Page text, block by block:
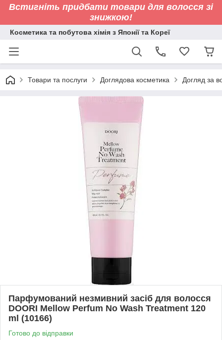
Встигніть придбати товари для волосся зі
знижкою!
Косметика та побутова хімія з Японії та Кореї
Товари та послуги Доглядова косметика Догляд за
Парфумований незмивний засіб для волосся
DOORI Mellow Perfum No Wash Treatment 120
ml (10166)
Готово до відправки